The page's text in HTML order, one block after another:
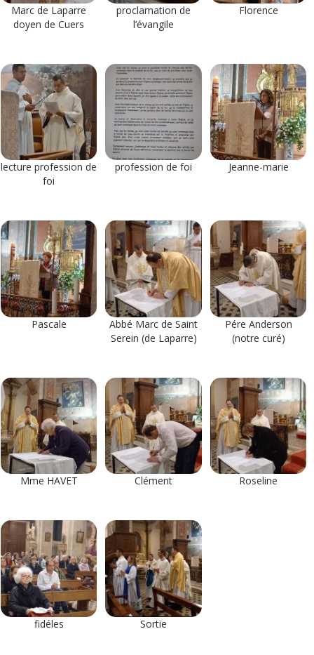
Marc de Laparre
doyen de Cuers
proclamation de
l’évangile
Florence
lecture profession de
foi
profession de foi Jeanne-marie
Pascale
Abbé Marc de Saint
Serein (de Laparre)
Pére Anderson
(notre curé)
Mme HAVET Clément Roseline
fidéles Sortie